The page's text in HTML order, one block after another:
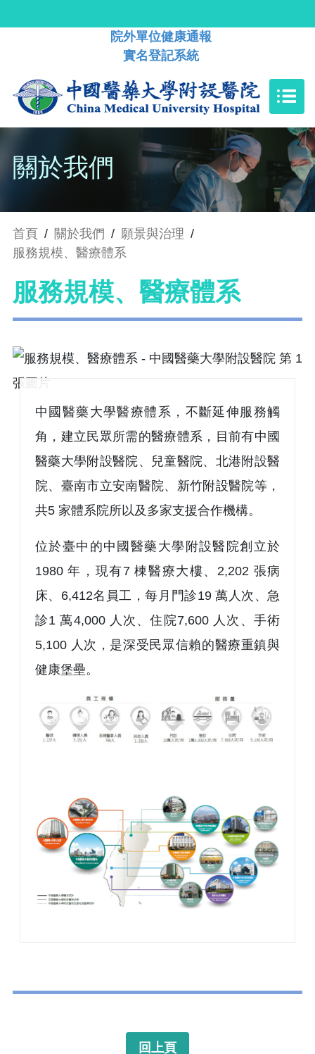
院外單位健康通報
實名登記系統
關於我們
首頁 / 關於我們 / 願景與治理 /
服務規模、醫療體系
服務規模、醫療體系
中國醫藥大學醫療體系，不斷延伸服務觸
角，建立民眾所需的醫療體系，目前有中國
醫藥大學附設醫院、兒童醫院、北港附設醫
院、臺南市立安南醫院、新竹附設醫院等，
共5 家體系院所以及多家支援合作機構。
位於臺中的中國醫藥大學附設醫院創立於
1980 年，現有7 棟醫療大樓、2,202 張病
床、6,412名員工，每月門診19 萬人次、急
診1 萬4,000 人次、住院7,600 人次、手術
5,100 人次，是深受民眾信賴的醫療重鎮與
健康堡壘。
回上頁